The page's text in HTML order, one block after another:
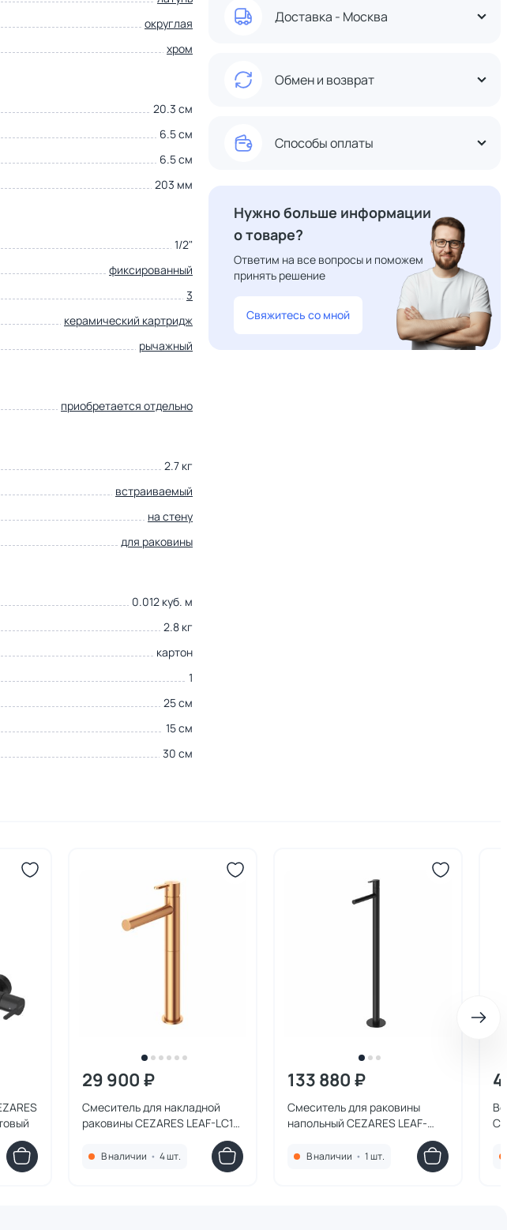
округлая
хром
20.3 см
6.5 см
6.5 см
203 мм
1/2"
фиксированный
3
керамический картридж
рычажный
приобретается отдельно
2.7 кг
встраиваемый
на стену
для раковины
0.012 куб. м
2.8 кг
картон
1
25 см
15 см
30 см
Доставка - Москва
Обмен и возврат
Способы оплаты
Нужно больше информации
о товаре?
Ответим на все вопросы и поможем
принять решение
Свяжитесь со мной
29 900 ₽
Смеситель для накладной
раковины CEZARES LEAF-LC1-
В наличии • 4 шт.
133 880 ₽
Смеситель для раковины
напольный CEZARES LEAF-
В наличии • 1 шт.